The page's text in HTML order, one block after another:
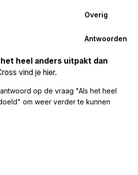
Overig
Antwoorden
heel anders uitpakt dan
vind je hier.
op de vraag "Als het heel
om weer verder te kunnen